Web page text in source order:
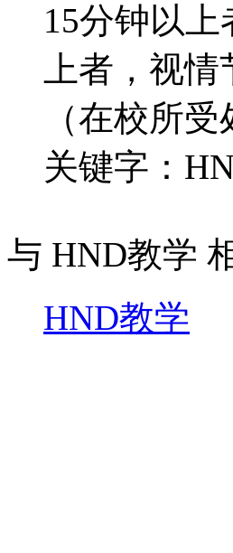
15分钟以
上者，视
（在校所
关键字：
与 HND教学
HND教学